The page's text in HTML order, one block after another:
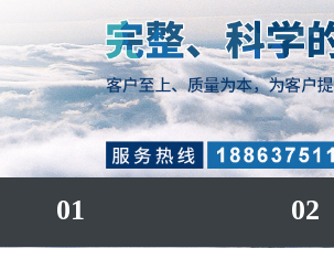
01 02